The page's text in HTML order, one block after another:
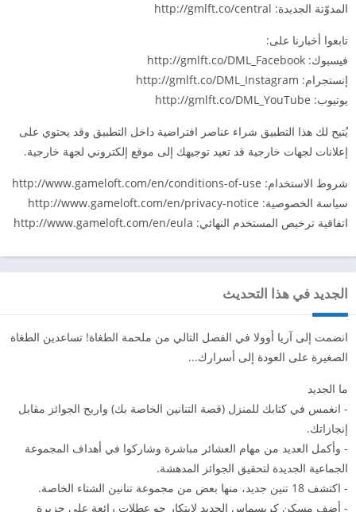
المدوّنة الجديدة: http://gmlft.co/central
تابعوا أخبارنا على:
فيسبوك: http://gmlft.co/DML_Facebook
إنستجرام: http://gmlft.co/DML_Instagram
يوتيوب: http://gmlft.co/DML_YouTube
يُتيح لك هذا التطبيق شراء عناصر افتراضية داخل التطبيق وقد يحتوي على
إعلانات لجهات خارجية قد تعيد توجيهك إلى موقع إلكتروني لجهة خارجية.
شروط الاستخدام: http://www.gameloft.com/en/conditions-of-use
سياسة الخصوصية: http://www.gameloft.com/en/privacy-notice
اتفاقية ترخيص المستخدم النهائي: http://www.gameloft.com/en/eula
الجديد في هذا التحديث
انضمت إلى آريا أوولا في الفصل التالي من ملحمة الطغاة! تساعدين الطغاة
الصغيرة على العودة إلى أسرارك...
ما الجديد
- انغمس في كتابك للمنزل (قصة التنانين الخاصة بك) واربح الجوائز مقابل
إنجازاتك.
- وأكمل العديد من مهام العشائر مباشرة وشاركوا في أهداف المجموعة
الجماعية الجديدة لتحقيق الجوائز المدهشة.
- اكتشف 18 تنين جديد، منها بعض من مجموعة تنانين الشتاء الخاصة.
- أضف مسكن كريسماس الجديد لابتكار جو عطلات رائعة على جزيرة